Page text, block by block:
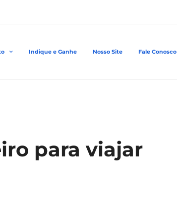
Indique e Ganhe Nosso Site Fale Conosco
para viajar